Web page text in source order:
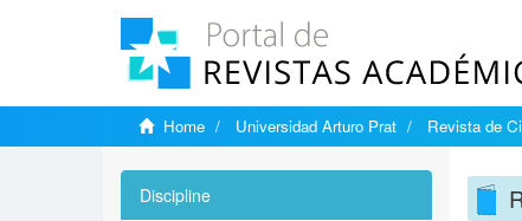
Home Universidad Arturo Prat Revista de
Discipline